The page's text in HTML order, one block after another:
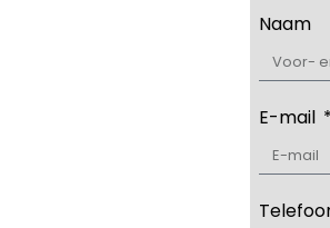
Naam
E-mail